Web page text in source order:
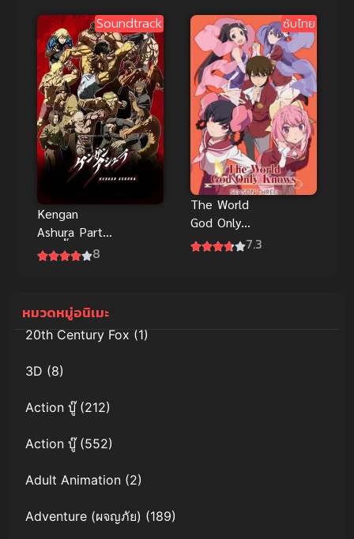
Soundtrack
Kengan
Ashura Part
2 กำปั้นอสูร
8
ซับไทย
The World
God Only
Knows เซียน
7.3
หมวดหมู่อนิเมะ
20th Century Fox(1)
3D (8)
Action บู๊(212)
Action บู๊(552)
Adult Animation (2)
Adventure (ผจญภัย) (189)